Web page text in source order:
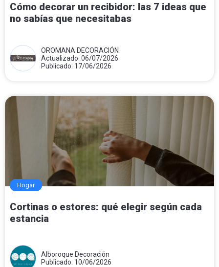
Cómo decorar un recibidor: las 7 ideas que
no sabías que necesitabas
OROMANA DECORACIÓN
Actualizado: 06/07/2026
Publicado: 17/06/2026
Hogar
Cortinas o estores: qué elegir según cada
estancia
Alboroque Decoración
Publicado: 10/06/2026